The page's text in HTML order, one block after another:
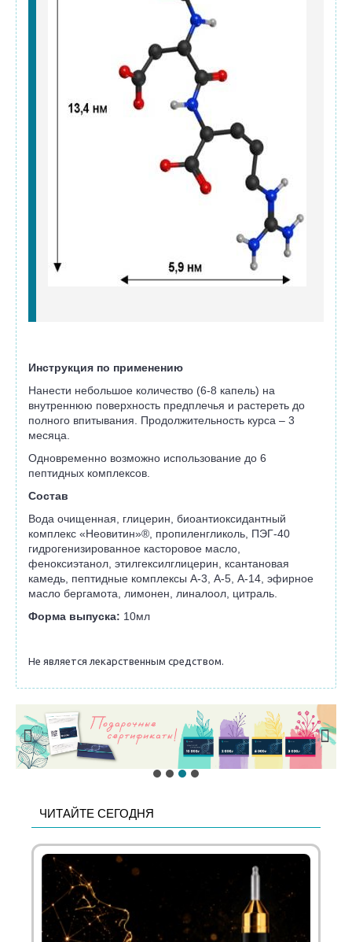
Инструкция по применению
Нанести небольшое количество (6-8 капель) на
внутреннюю поверхность предплечья и растереть до
полного впитывания. Продолжительность курса – 3
месяца.
Одновременно возможно использование до 6
пептидных комплексов.
Состав
Вода очищенная, глицерин, биоантиоксидантный
комплекс «Неовитин»®, пропиленгликоль, ПЭГ-40
гидрогенизированное касторовое масло,
феноксиэтанол, этилгексилглицерин, ксантановая
камедь, пептидные комплексы А-3, А-5, А-14, эфирное
масло бергамота, лимонен, линалоол, цитраль.
Форма выпуска: 10мл
Не является лекарственным средством.
ЧИТАЙТЕ СЕГОДНЯ